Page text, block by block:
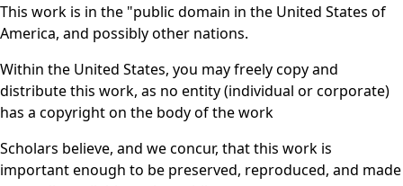
This work is in the "public domain in the United States of
America, and possibly other nations.
Within the United States, you may freely copy and
distribute this work, as no entity (individual or corporate)
has a copyright on the body of the work
Scholars believe, and we concur, that this work is
important enough to be preserved, reproduced, and made